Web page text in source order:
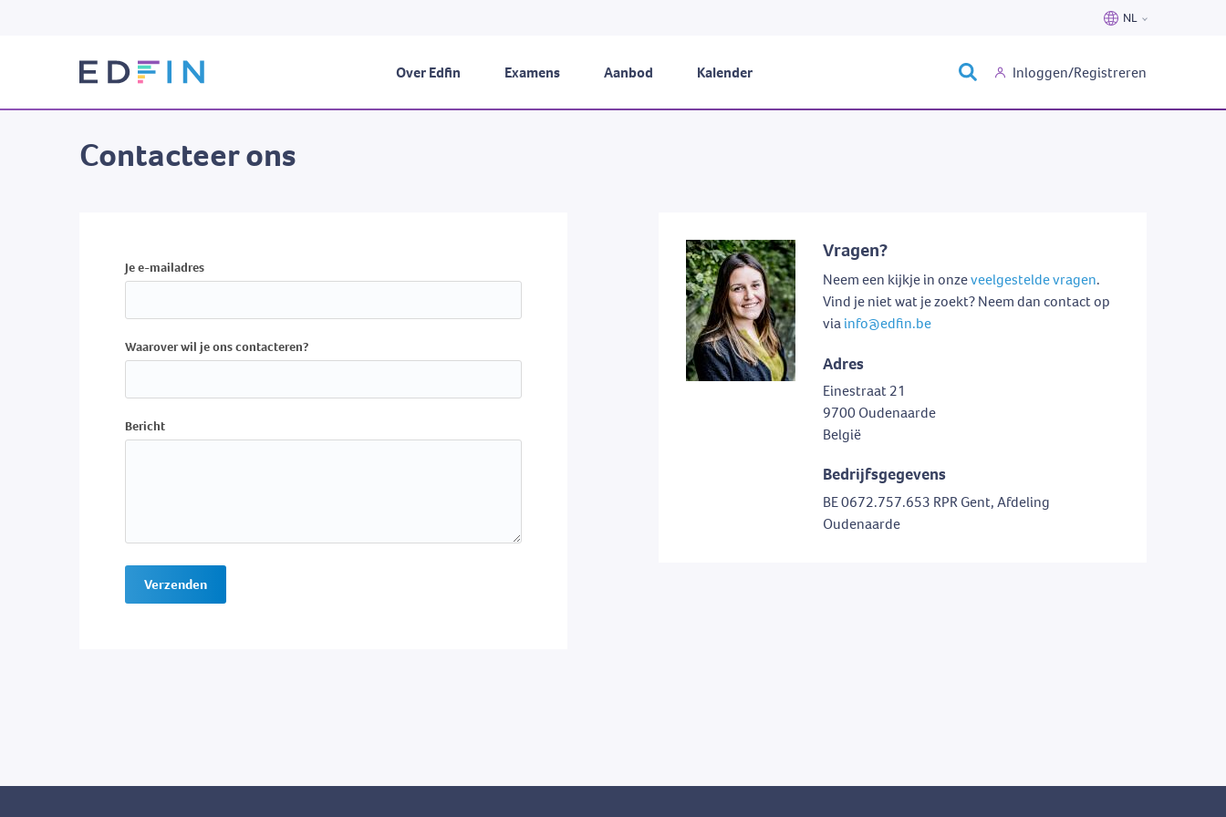
NL
Français
Over Edfin Examens Aanbod Kalender Inloggen/Registreren
Contacteer ons
Je e-mailadres
Waarover wil je ons contacteren?
Bericht
Verzenden
Vragen?
Neem een kijkje in onzeveelgestelde vragen.
Vind je niet wat je zoekt? Neem dan contact op
viainfo@edfin.be
Adres
Einestraat 21
9700 Oudenaarde
België
Bedrijfsgegevens
BE 0672.757.653 RPR Gent, Afdeling
Oudenaarde